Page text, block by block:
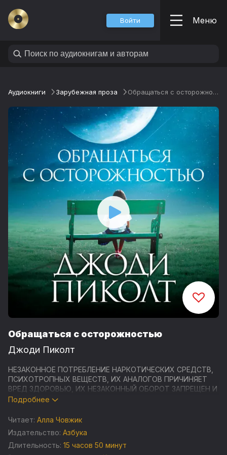
Войти Меню
Аудиокниги Зарубежная проза Обращаться с осторожностью
Обращаться с осторожностью
Джоди Пиколт
НЕЗАКОННОЕ ПОТРЕБЛЕНИЕ НАРКОТИЧЕСКИХ СРЕДСТВ,
ПСИХОТРОПНЫХ ВЕЩЕСТВ, ИХ АНАЛОГОВ ПРИЧИНЯЕТ
ВРЕД ЗДОРОВЬЮ, ИХ НЕЗАКОННЫЙ ОБОРОТ ЗАПРЕЩЕН И
ВЛЕЧЕТ УСТАНОВЛЕННУЮ ЗАКОНОДАТЕЛЬСТВОМ
В маленьком городке в Нью-Гэмпшире живет, казалось
бы, самая обычная семья: папа, мама и две дочери. Но, к
несчастью, младшая дочь, пятилетняя Уиллоу, страдает
Подробнее
Читает: Алла Човжик
Издательство: Азбука
Длительность: 15 часов 50 минут